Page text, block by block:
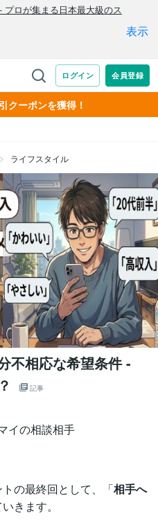
クーポンを獲得！
ライフスタイル
不相応な希望条件 -
記事
イの相談相手
の最終回として、「相手へ
きます。